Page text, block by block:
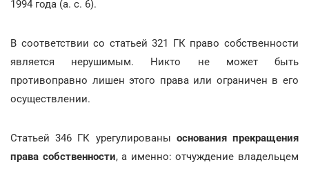
1994 года (а. с. 6).
В соответствии со статьей 321 ГК право собственности
является нерушимым. Никто не может быть
противоправно лишен этого права или ограничен в его
осуществлении.
Статьей 346 ГК урегулированы основания прекращения
права собственности, а именно: отчуждение владельцем